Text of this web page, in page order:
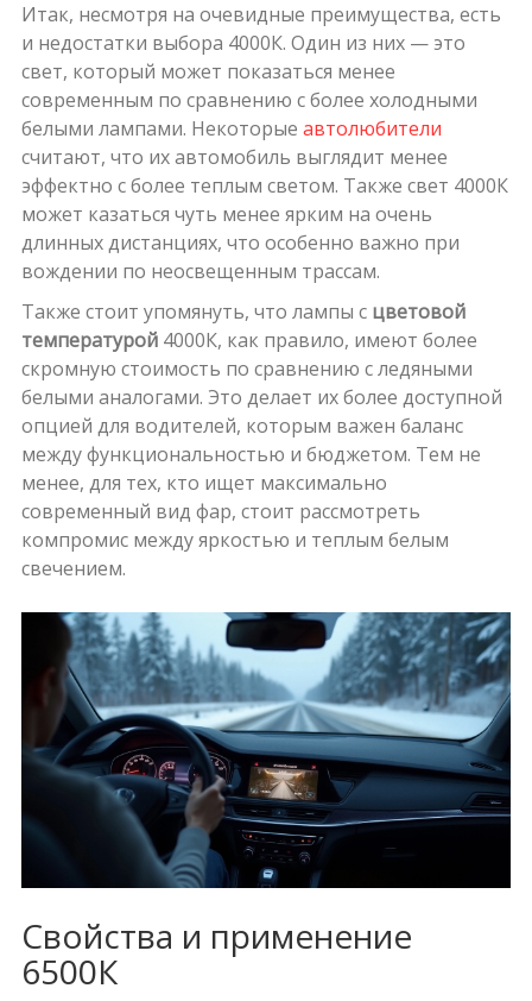
Итак, несмотря на очевидные преимущества, есть
и недостатки выбора 4000К. Один из них — это
свет, который может показаться менее
современным по сравнению с более холодными
белыми лампами. Некоторые автолюбители
считают, что их автомобиль выглядит менее
эффектно с более теплым светом. Также свет 4000К
может казаться чуть менее ярким на очень
длинных дистанциях, что особенно важно при
вождении по неосвещенным трассам.
Также стоит упомянуть, что лампы с цветовой
температурой4000К, как правило, имеют более
скромную стоимость по сравнению с ледяными
белыми аналогами. Это делает их более доступной
опцией для водителей, которым важен баланс
между функциональностью и бюджетом. Тем не
менее, для тех, кто ищет максимально
современный вид фар, стоит рассмотреть
компромис между яркостью и теплым белым
свечением.
Свойства и применение
6500К